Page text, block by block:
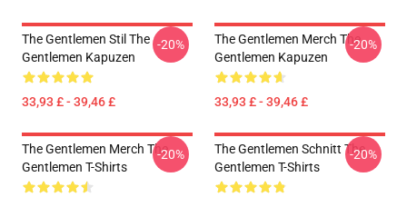
The Gentlemen Stil The
Gentlemen Kapuzen
33,93 £ - 39,46 £
-20%
The Gentlemen Merch The
Gentlemen Kapuzen
33,93 £ - 39,46 £
-20%
The Gentlemen Merch The
Gentlemen T-Shirts
-20%
The Gentlemen Schnitt The
Gentlemen T-Shirts
-20%